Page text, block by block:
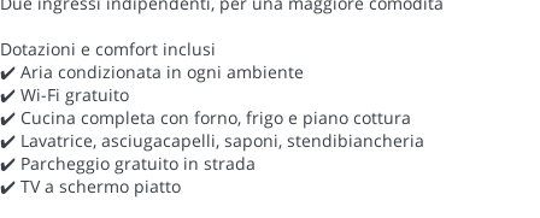
Dotazioni e comfort inclusi
✔️ Aria condizionata in ogni ambiente
✔️ Wi-Fi gratuito
✔️ Cucina completa con forno, frigo e piano cottura
✔️ Lavatrice, asciugacapelli, saponi, stendibiancheria
✔️ Parcheggio gratuito in strada
✔️ TV a schermo piatto